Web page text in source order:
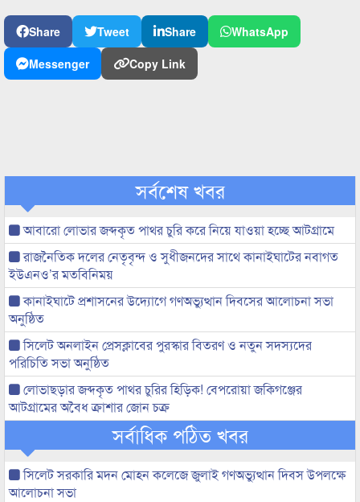
Share Tweet Share
WhatsApp
Messenger
Copy Link
সর্বশেষ খবর
আবারো লোভার জব্দকৃত পাথর চুরি করে নিয়ে যাওয়া হচ্ছে আটগ্রামে
রাজনৈতিক দলের নেতৃবৃন্দ ও সুধীজনদের সাথে কানাইঘাটের নবাগত
ইউএনও’র মতবিনিময়
কানাইঘাটে প্রশাসনের উদ্যোগে গণঅভ্যুত্থান দিবসের আলোচনা সভা
অনুষ্ঠিত
সিলেট অনলাইন প্রেসক্লাবের পুরস্কার বিতরণ ও নতুন সদস্যদের
পরিচিতি সভা অনুষ্ঠিত
লোভাছড়ার জব্দকৃত পাথর চুরির হিড়িক! বেপরোয়া জকিগঞ্জের
আটগ্রামের অবৈধ ক্রাশার জোন চক্র
সর্বাধিক পঠিত খবর
সিলেট সরকারি মদন মোহন কলেজে জুলাই গণঅভ্যুত্থান দিবস উপলক্ষে
আলোচনা সভা